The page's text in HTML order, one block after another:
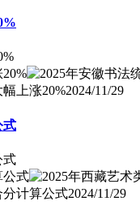
上涨20%2024/11/29
式
式
分计算公式2024/11/29